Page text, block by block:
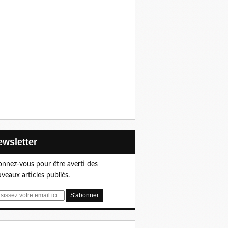
vous pour être averti des
articles publiés.